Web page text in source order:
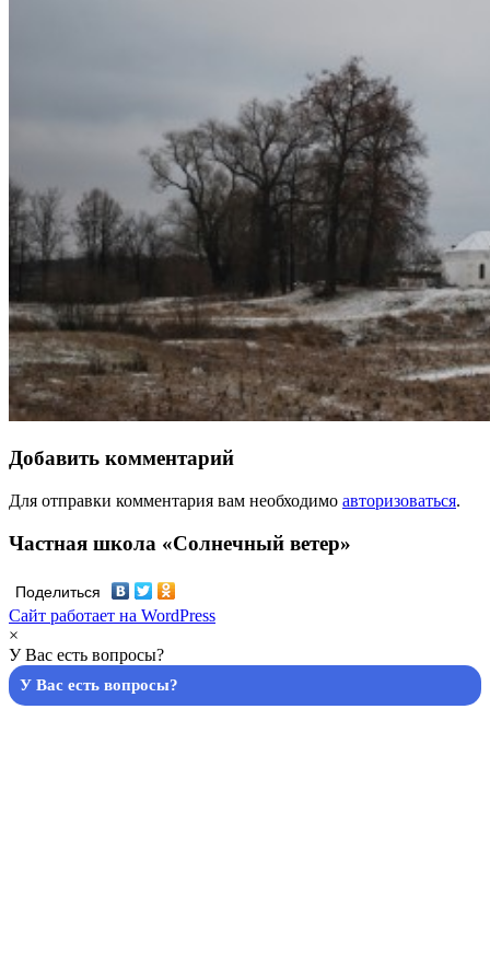
Добавить комментарий
Для отправки комментария вам необходимо авторизоваться.
Частная школа «Солнечный ветер»
Поделиться
Сайт работает на WordPress
×
У Вас есть вопросы?
У Вас есть вопросы?